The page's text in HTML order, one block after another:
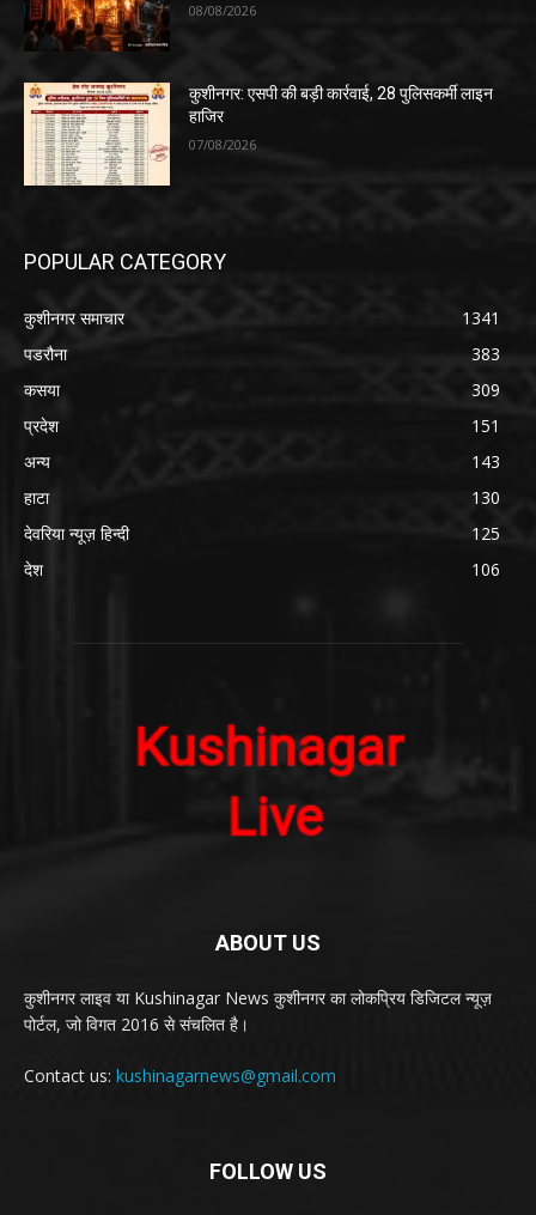
08/08/2026
कुशीनगर: एसपी की बड़ी कार्रवाई, 28 पुलिसकर्मी लाइन
हाजिर
07/08/2026
POPULAR CATEGORY
कुशीनगर समाचार
1341
पडरौना
383
कसया
309
प्रदेश
151
अन्य
143
हाटा
130
देवरिया न्यूज़ हिन्दी
125
देश
106
ABOUT US
कुशीनगर लाइव या Kushinagar News कुशीनगर का लोकप्रिय डिजिटल न्यूज़
पोर्टल, जो विगत 2016 से संचलित है।
Contact us: kushinagarnews@gmail.com
FOLLOW US